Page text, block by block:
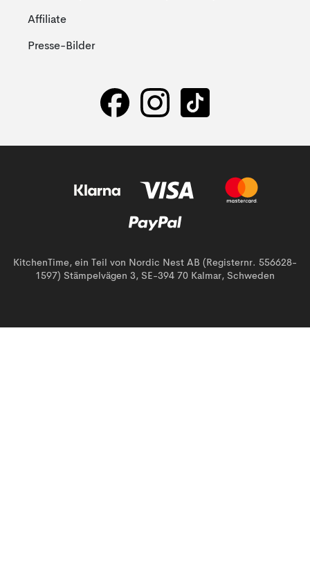
Affiliate
Presse-Bilder
KitchenTime, ein Teil von Nordic Nest AB (Registernr. 556628-
1597) Stämpelvägen 3, SE-394 70 Kalmar, Schweden